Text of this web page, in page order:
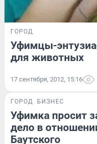
ГОРОД
Уфимцы-
для животных
17 сентября, 2012, 15:16
ГОРОД БИЗНЕС
Уфимка просит
дело в
Баутского